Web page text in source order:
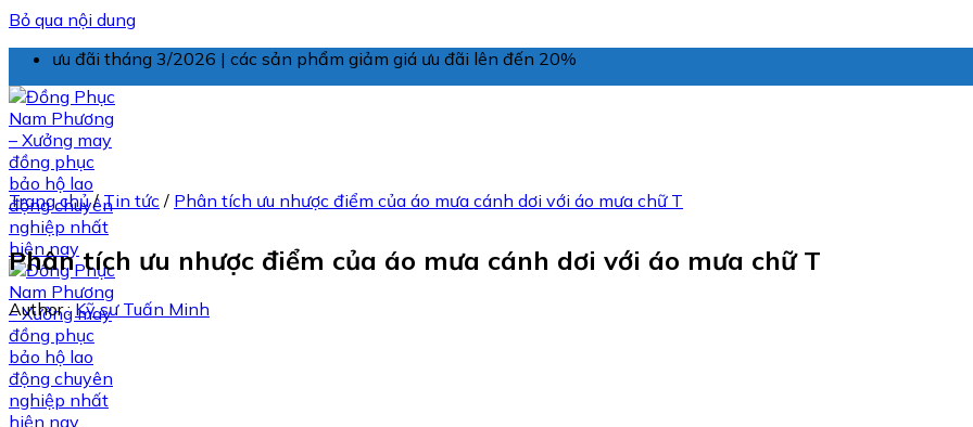
Bỏ qua nội dung
ưu đãi tháng 3/2026 | các sản phẩm giảm giá ưu đãi lên đến 20%
Trang chủ/Tin tức / Phân tích ưu nhược điểm của áo mưa cánh dơi với áo mưa chữ T
Phân tích ưu nhược điểm của áo mưa cánh dơi với áo mưa chữ T
Author :Kỹ sư Tuấn Minh